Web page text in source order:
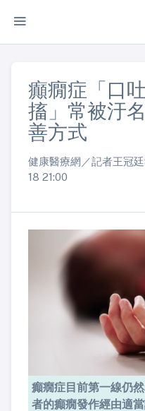
癲癇症「口
搐」常被汙
善方式
健康醫療網／記者王冠
18 21:00
癲癇症目前第一線仍
者的癲癇發作經由適